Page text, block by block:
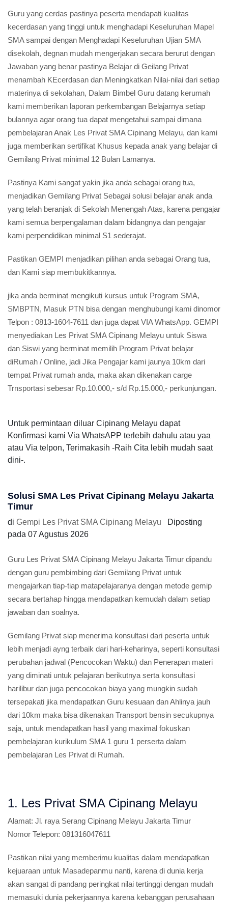
Guru yang cerdas pastinya peserta mendapati kualitas
kecerdasan yang tinggi untuk menghadapi Keseluruhan Mapel
SMA sampai dengan Menghadapi Keseluruhan Ujian SMA
disekolah, degnan mudah mengerjakan secara berurut dengan
Jawaban yang benar pastinya Belajar di Geilang Privat
menambah KEcerdasan dan Meningkatkan Nilai-nilai dari setiap
materinya di sekolahan, Dalam Bimbel Guru datang kerumah
kami memberikan laporan perkembangan Belajarnya setiap
bulannya agar orang tua dapat mengetahui sampai dimana
pembelajaran Anak Les Privat SMA Cipinang Melayu, dan kami
juga memberikan sertifikat Khusus kepada anak yang belajar di
Gemilang Privat minimal 12 Bulan Lamanya.
Pastinya Kami sangat yakin jika anda sebagai orang tua,
menjadikan Gemilang Privat Sebagai solusi belajar anak anda
yang telah beranjak di Sekolah Menengah Atas, karena pengajar
kami semua berpengalaman dalam bidangnya dan pengajar
kami perpendidikan minimal S1 sederajat.
Pastikan GEMPI menjadikan pilihan anda sebagai Orang tua,
dan Kami siap membukitkannya.
jika anda berminat mengikuti kursus untuk Program SMA,
SMBPTN, Masuk PTN bisa dengan menghubungi kami dinomor
Telpon : 0813-1604-7611 dan juga dapat VIA WhatsApp. GEMPI
menyediakan Les Privat SMA Cipinang Melayu untuk Siswa
dan Siswi yang berminat memilih Program Privat belajar
diRumah / Online, jadi Jika Pengajar kami jaunya 10km dari
tempat Privat rumah anda, maka akan dikenakan carge
Trnsportasi sebesar Rp.10.000,- s/d Rp.15.000,- perkunjungan.
Untuk permintaan diluar Cipinang Melayu dapat
Konfirmasi kami Via WhatsAPP terlebih dahulu atau yaa
atau Via telpon, Terimakasih -Raih Cita lebih mudah saat
dini-.
Solusi SMA Les Privat Cipinang Melayu Jakarta
Timur
di Gempi Les Privat SMA Cipinang Melayu
Diposting
pada 07 Agustus 2026
Guru Les Privat SMA Cipinang Melayu Jakarta Timur dipandu
dengan guru pembimbing dari Gemilang Privat untuk
mengajarkan tiap-tiap matapelajaranya dengan metode gemip
secara bertahap hingga mendapatkan kemudah dalam setiap
jawaban dan soalnya.
Gemilang Privat siap menerima konsultasi dari peserta untuk
lebih menjadi ayng terbaik dari hari-keharinya, seperti konsultasi
perubahan jadwal (Pencocokan Waktu) dan Penerapan materi
yang diminati untuk pelajaran berikutnya serta konsultasi
harilibur dan juga pencocokan biaya yang mungkin sudah
tersepakati jika mendapatkan Guru kesuaan dan Ahlinya jauh
dari 10km maka bisa dikenakan Transport bensin secukupnya
saja, untuk mendapatkan hasil yang maximal fokuskan
pembelajaran kurikulum SMA 1 guru 1 perserta dalam
pembelajaran Les Privat di Rumah.
1. Les Privat SMA Cipinang Melayu
Alamat: Jl. raya Serang Cipinang Melayu Jakarta Timur
Nomor Telepon: 081316047611
Pastikan nilai yang memberimu kualitas dalam mendapatkan
kejuaraan untuk Masadepanmu nanti, karena di dunia kerja
akan sangat di pandang peringkat nilai tertinggi dengan mudah
memasuki dunia pekerjaannya karena kebanggan perusahaan